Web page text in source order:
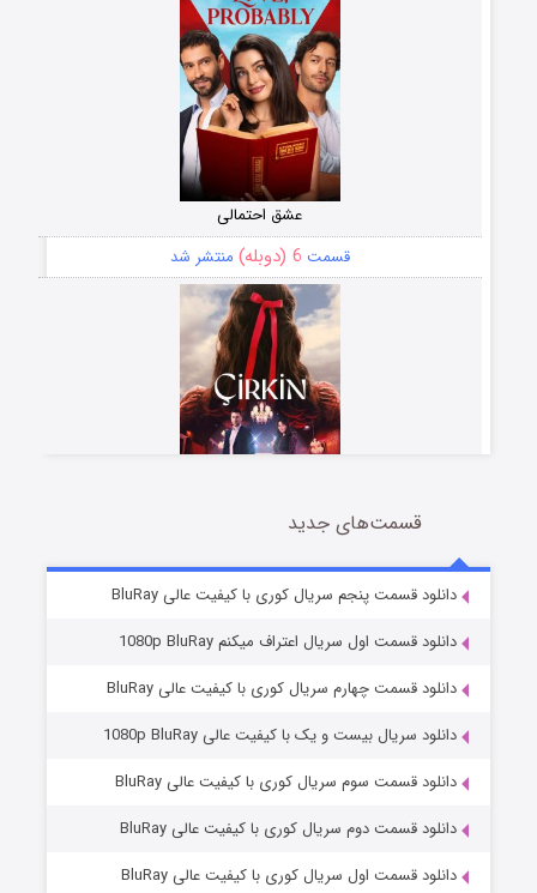
عشق احتمالی
قسمت 6 (دوبله) منتشر شد
سریال زشت
قسمت5 (زیرنویس) منتشر شد
وستی ها
قسمت1 (زیرنویس) منتشر شد
قسمت‌های جدید
دانلود قسمت پنجم سریال کوری با کیفیت عالی BluRay
دانلود قسمت اول سریال اعتراف میکنم 1080p BluRay
دانلود قسمت چهارم سریال کوری با کیفیت عالی BluRay
دانلود سریال بیست و یک با کیفیت عالی 1080p BluRay
دانلود قسمت سوم سریال کوری با کیفیت عالی BluRay
دانلود قسمت دوم سریال کوری با کیفیت عالی BluRay
دانلود قسمت اول سریال کوری با کیفیت عالی BluRay